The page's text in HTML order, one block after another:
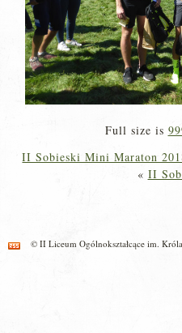
Full size is
II Sobieski Mini Maraton
« II
© II Liceum Ogólnokształcące im.